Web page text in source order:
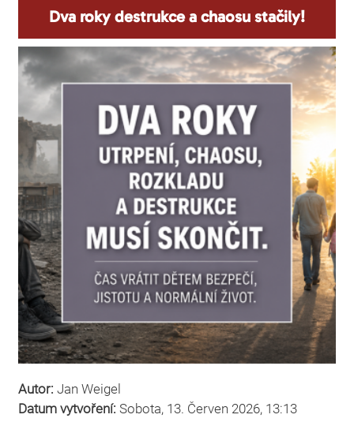
Dva roky destrukce a chaosu stačily!
Autor: Jan Weigel
Datum vytvoření: Sobota, 13. Červen 2026, 13:13